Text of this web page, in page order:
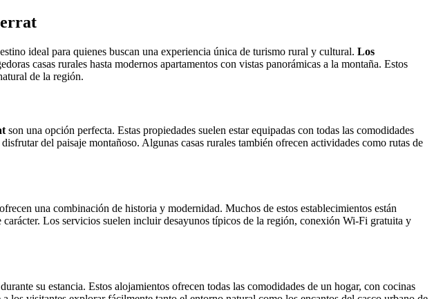
ideal para quienes buscan una experiencia única de turismo rural y cultural. Los
casas rurales hasta modernos apartamentos con vistas panorámicas a la montaña. Estos
de la región.
son una opción perfecta. Estas propiedades suelen estar equipadas con todas las comodidades
del paisaje montañoso. Algunas casas rurales también ofrecen actividades como rutas de
ofrecen una combinación de historia y modernidad. Muchos de estos establecimientos están
Los servicios suelen incluir desayunos típicos de la región, conexión Wi-Fi gratuita y
su estancia. Estos alojamientos ofrecen todas las comodidades de un hogar, con cocinas